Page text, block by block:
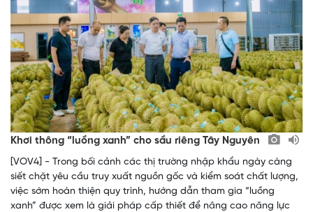
Khơi thông “luồng xanh” cho sầu riêng Tây Nguyên
[VOV4] - Trong bối cảnh các thị trường nhập khẩu ngày càng
siết chặt yêu cầu truy xuất nguồn gốc và kiểm soát chất lượng,
việc sớm hoàn thiện quy trình, hướng dẫn tham gia “luồng
xanh” được xem là giải pháp cấp thiết để nâng cao năng lực